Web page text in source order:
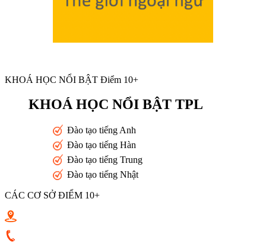
KHOÁ HỌC NỔI BẬT Điểm 10+
KHOÁ HỌC NỔI BẬT TPL
Đào tạo tiếng Anh
Đào tạo tiếng Hàn
Đào tạo tiếng Trung
Đào tạo tiếng Nhật
CÁC CƠ SỞ ĐIỂM 10+